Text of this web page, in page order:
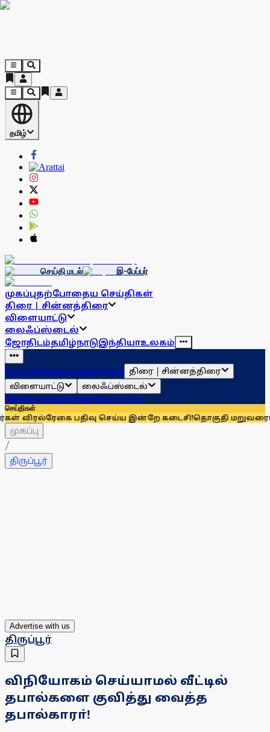
தமிழ்
செய்தி மடல் இ-பேப்பர்
முகப்புதற்போதைய செய்திகள்
திரை | சின்னத்திரை
விளையாட்டு
லைஃப்ஸ்டைல்
ஜோதிடம்தமிழ்நாடுஇந்தியாஉலகம்
முகப்புதற்போதைய செய்திகள் திரை | சின்னத்திரை
விளையாட்டு
லைஃப்ஸ்டைல்
ஜோதிடம்தமிழ்நாடுஇந்தியாஉலகம்
செய்திகள்
பதிவு செய்ய இன்றே கடைசி!தொகுதி மறுவரையறையை
முகப்பு
/
திருப்பூர்
Advertise with us
திருப்பூர்
விநியோகம் செய்யாமல் வீட்டில்
தபால்களை குவித்து வைத்த
தபால்காரா்!